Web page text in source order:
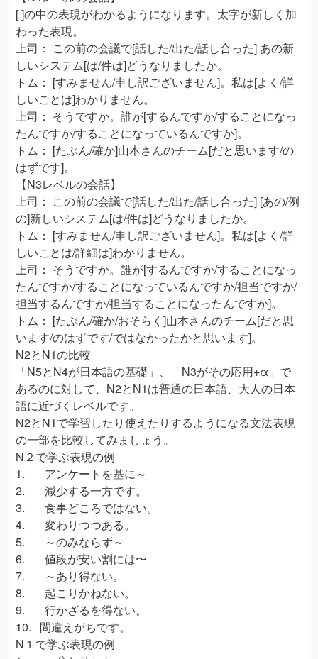
[ ]の中の表現がわかるようになります。太字が新しく加
わった表現。
上司： この前の会議で[話した/出た/話し合った] あの新
しいシステム[は/件は]どうなりましたか。
トム： [すみません/申し訳ございません]。私は[よく/詳
しいことは]わかりません。
上司： そうですか。誰が[するんですか/することになっ
たんですか/することになっているんですか]。
トム： [たぶん/確か]山本さんのチーム[だと思います/の
はずです]。
【N3レベルの会話】
上司： この前の会議で[話した/出た/話し合った] [あの/例
の]新しいシステム[は/件は]どうなりましたか。
トム： [すみません/申し訳ございません]。私は[よく/詳
しいことは/詳細は]わかりません。
上司： そうですか。誰が[するんですか/することになっ
たんですか/することになっているんですか/担当ですか/
担当するんですか/担当することになったんですか]。
トム： [たぶん/確か/おそらく]山本さんのチーム[だと思
います/のはずです/ではなかったかと思います]。
N2とN1の比較
「N5とN4が日本語の基礎」、「N3がその応用+α」で
あるのに対して、N2とN1は普通の日本語、大人の日本
語に近づくレベルです。
N2とN1で学習したり使えたりするようになる文法表現
の一部を比較してみましょう。
N２で学ぶ表現の例
1. アンケートを基に～
2. 減少する一方です。
3. 食事どころではない。
4. 変わりつつある。
5. ～のみならず～
6. 値段が安い割には〜
7. ～あり得ない。
8. 起こりかねない。
9. 行かざるを得ない。
10. 間違えがちです。
N１で学ぶ表現の例